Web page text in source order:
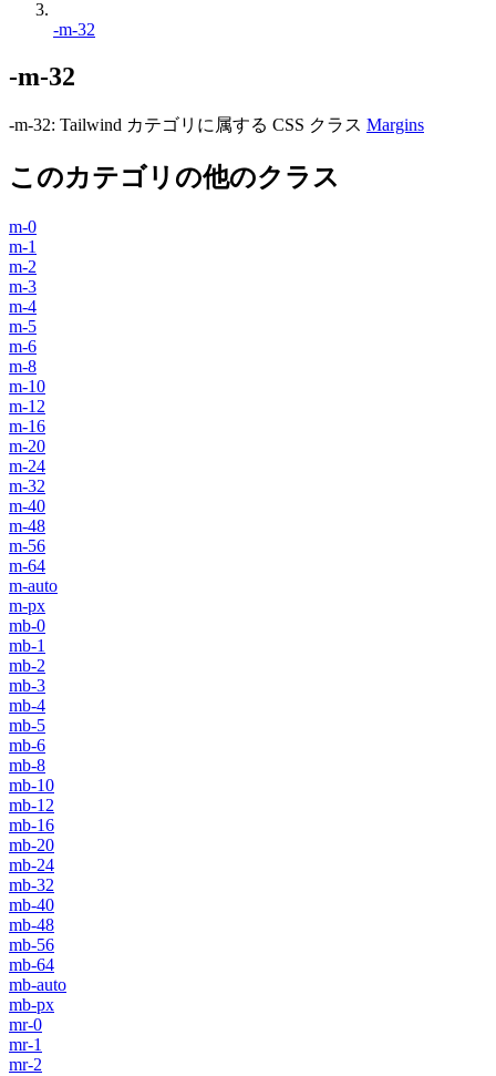
-m-32
-m-32
-m-32: Tailwind カテゴリに属する​​ CSS クラス Margins
このカテゴリの他のクラス
m-0
m-1
m-2
m-3
m-4
m-5
m-6
m-8
m-10
m-12
m-16
m-20
m-24
m-32
m-40
m-48
m-56
m-64
m-auto
m-px
mb-0
mb-1
mb-2
mb-3
mb-4
mb-5
mb-6
mb-8
mb-10
mb-12
mb-16
mb-20
mb-24
mb-32
mb-40
mb-48
mb-56
mb-64
mb-auto
mb-px
mr-0
mr-1
mr-2